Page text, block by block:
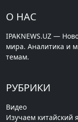
О НАС
IPAKNEWS.UZ —
мира. Аналитика и
темам.
РУБРИКИ
Видео
Изучаем китайский